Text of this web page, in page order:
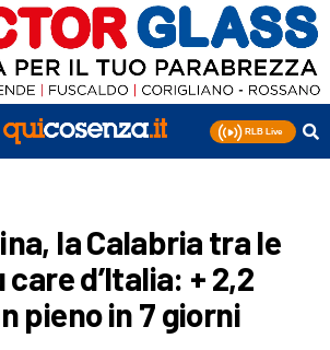
la Calabria tra le
d’Italia: + 2,2
pieno in 7 giorni